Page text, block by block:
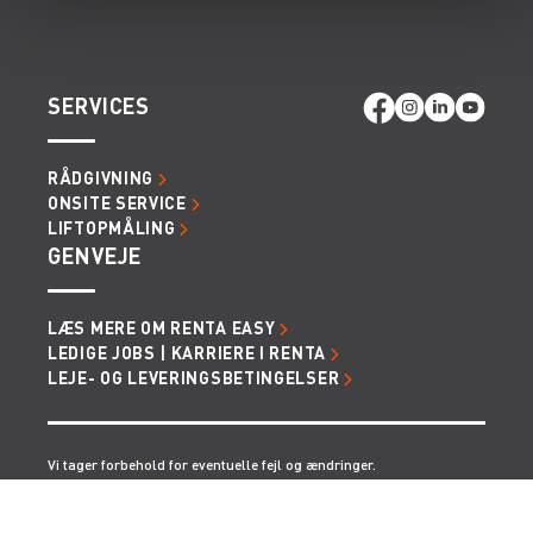
SERVICES
RÅDGIVNING
ONSITE SERVICE
LIFTOPMÅLING
GENVEJE
LÆS MERE OM RENTA EASY
LEDIGE JOBS | KARRIERE I RENTA
LEJE- OG LEVERINGSBETINGELSER
Vi tager forbehold for eventuelle fejl og ændringer.